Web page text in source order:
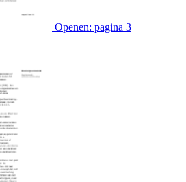
Openen: pagina 3